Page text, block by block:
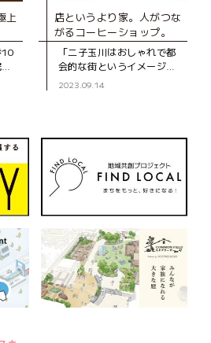
上
10
店というより家。人がつな
がるコーヒーショップ。
「二子玉川はおしゃれで都
会的な街というイメージが
ありますが、二子玉川駅か
います」と笑顔で
2023.09.14